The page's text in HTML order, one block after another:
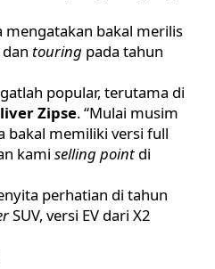
mengatakan bakal merilis
dan touring pada tahun
popular, terutama di
Zipse. “Mulai musim
bakal memiliki versi full
kami selling point di
perhatian di tahun
SUV, versi EV dari X2